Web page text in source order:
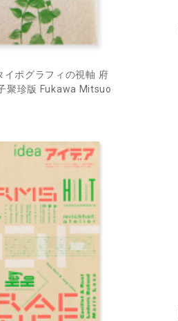
イポグラフィの視軸 府
聚珍版 Fukawa Mitsuo